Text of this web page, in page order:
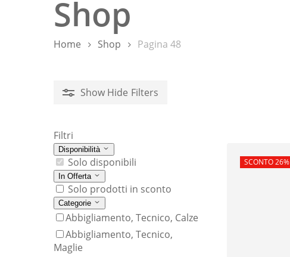
Shop
Home Shop Pagina 48
Show Hide Filters
Filtri
Disponibilità
Solo disponibili
In Offerta
Solo prodotti in sconto
Categorie
Abbigliamento, Tecnico, Calze
Abbigliamento, Tecnico,
Maglie
In offerta!
SCONTO 26%